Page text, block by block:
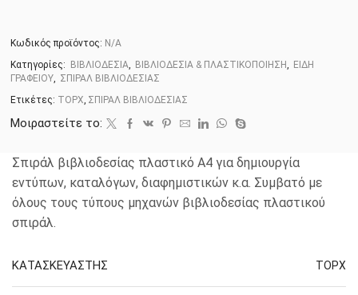
Κωδικός προϊόντος: N/A
Κατηγορίες:
ΒΙΒΛΙΟΔΕΣΙΑ, ΒΙΒΛΙΟΔΕΣΙΑ & ΠΛΑΣΤΙΚΟΠΟΙΗΣΗ, ΕΙΔΗ
ΓΡΑΦΕΙΟΥ, ΣΠΙΡΑΛ ΒΙΒΛΙΟΔΕΣΙΑΣ
Ετικέτες: TOPX, ΣΠΙΡΑΛ ΒΙΒΛΙΟΔΕΣΙΑΣ
Μοιραστείτε το:
Σπιράλ βιβλιοδεσίας πλαστικό Α4 για δημιουργία
εντύπων, καταλόγων, διαφημιστικών κ.α. Συμβατό με
όλους τους τύπους μηχανών βιβλιοδεσίας πλαστικού
σπιράλ.
ΚΑΤΑΣΚΕΥΑΣΤΗΣ TOPX